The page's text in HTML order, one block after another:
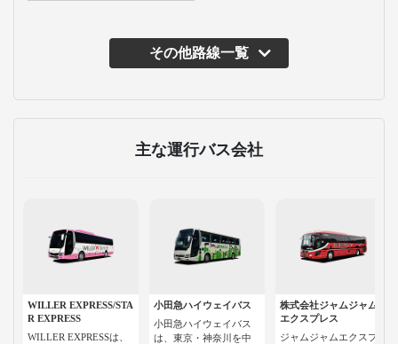
その他路線一覧
主な運行バス会社
WILLER EXPRESS/STA
R EXPRESS
WILLER EXPRESSは、
小田急ハイウェイバス
小田急ハイウェイバス
は、東京・神奈川を中
株式会社ジャムジャム
エクスプレス
ジャムジャムエクスプ